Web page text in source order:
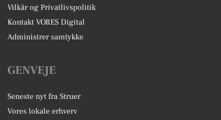
Vilkår og Privatlivspolitik
Kontakt VORES Digital
Administrer samtykke
GENVEJE
Seneste nyt fra Struer
Vores lokale erhverv